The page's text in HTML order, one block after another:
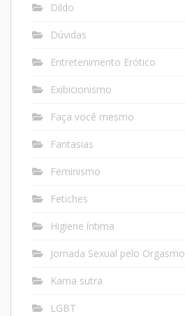
Dildo
Dúvidas
Entretenimento Erótico
Exibicionismo
Faça você mesmo
Fantasias
Feminismo
Fetiches
Higiene íntima
Jornada Sexual pelo Orgasmo
Kama sutra
LGBT